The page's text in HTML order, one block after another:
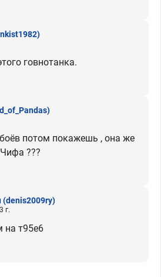
говнотанка.
потом покажешь , она же
???
(denis2009ry)
г.
на т95е6